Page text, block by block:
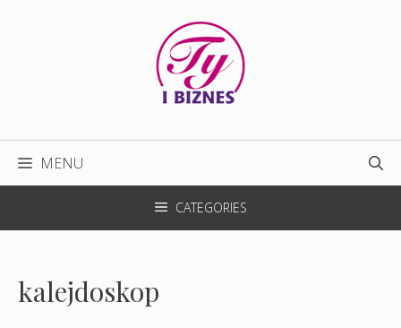
MENU
CATEGORIES
kalejdoskop